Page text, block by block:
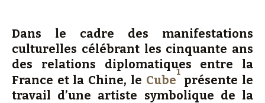
Dans le cadre des manifestations
culturelles célébrant les cinquante ans
des relations diplomatiques entre la
France et la Chine, le Cube
1
présente le
travail d’une artiste symbolique de la